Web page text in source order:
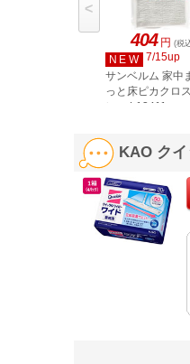
404 円 (税
NEW 7/15up
サンベルム 家中
っと床ピカクロ
レー L13411
<
KAO ク